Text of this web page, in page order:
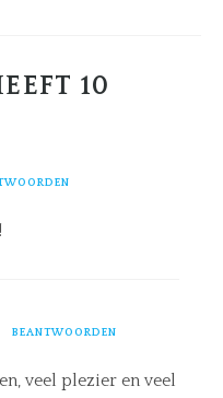
10
BEANTWOORDEN
veel plezier en veel